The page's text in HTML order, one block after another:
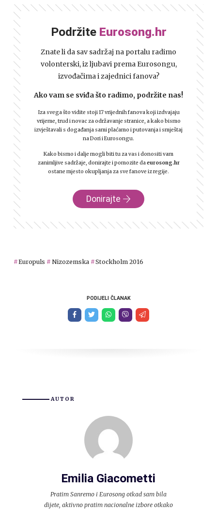
Podržite Eurosong.hr
Znate li da sav sadržaj na portalu radimo
volonterski, iz ljubavi prema Eurosongu,
izvođačima i zajednici fanova?
Ako vam se sviđa što radimo, podržite nas!
Iza svega što vidite stoji 17 vrijednih fanova koji izdvajaju
vrijeme, trud i novac za održavanje stranice, a kako bismo
izvještavali s događanja sami plaćamo i putovanja i smještaj
na Dori i Eurosongu.
Kako bismo i dalje mogli biti tu za vas i donositi vam
zanimljive sadržaje, donirajte i pomozite daeurosong.hr
ostane mjesto okupljanja za sve fanove iz regije.
Donirajte
Europuls Nizozemska Stockholm 2016
PODIJELI ČLANAK
AUTOR
Emilia Giacometti
Pratim Sanremo i Eurosong otkad sam bila
dijete, aktivno pratim nacionalne izbore otkako